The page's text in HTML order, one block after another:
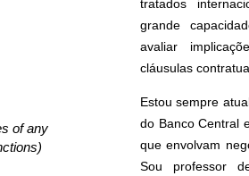
of any
tratados
grande
avaliar
cláusulas
Estou sempre
do Banco Central
que envolvam
Sou professor